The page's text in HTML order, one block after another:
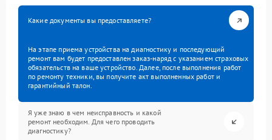
Какие документы вы предоставляете?
На этапе приема устройства на диагностику и последующий
ремонт вам будет предоставлен заказ-наряд с указанием страховых
обязательств на ваше устройство. Далее, после выполнения работ
по ремонту техники, вы получите акт выполненных работ и
гарантийный талон.
Я уже знаю в чем неисправность и какой
ремонт необходим. Для чего проводить
диагностику?